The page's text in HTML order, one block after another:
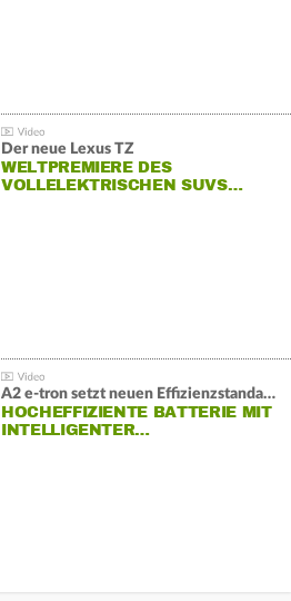
Der neue Lexus TZ
WELTPREMIERE DES
VOLLELEKTRISCHEN SUVS…
A2 e-tron setzt neuen Effizienzstandard bei Audi
HOCHEFFIZIENTE BATTERIE MIT
INTELLIGENTER…